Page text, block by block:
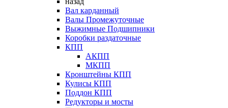
Вал карданный
Валы Промежуточные
Выжимные Подшипники
Коробки раздаточные
КПП
АКПП
МКПП
Кронштейны КПП
Кулисы КПП
Поддон КПП
Редукторы и мосты